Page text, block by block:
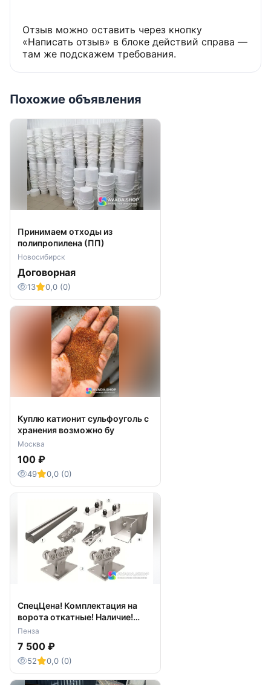
Отзыв можно оставить через кнопку
«Написать отзыв» в блоке действий справа —
там же подскажем требования.
Похожие объявления
Принимаем отходы из
полипропилена (ПП)
Новосибирск
Договорная
13 0,0 (0)
Куплю катионит сульфоуголь с
хранения возможно бу
Москва
100 ₽
49 0,0 (0)
СпецЦена! Комплектация на
ворота откатные! Наличие!
Цена 7500 руб
Пенза
7 500 ₽
52 0,0 (0)